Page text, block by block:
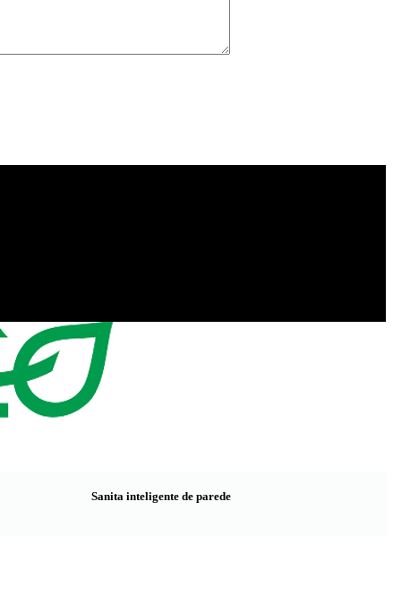
Sanita inteligente de parede